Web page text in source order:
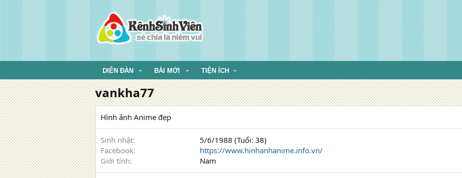
DIỄN ĐÀN BÀI MỚI TIỆN ÍCH
vankha77
Hình ảnh Anime đẹp
Sinh nhật
5/6/1988 (Tuổi: 38)
Facebook
https://www.hinhanhanime.info.vn/
Giới tính
Nam